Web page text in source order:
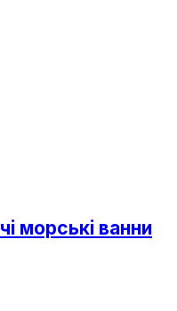
морські ванни